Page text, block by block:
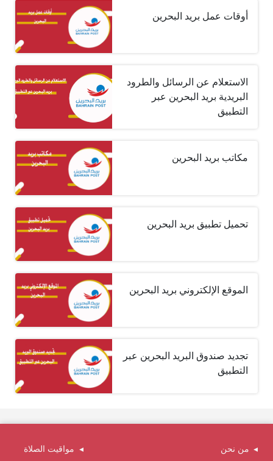
أوقات عمل بريد البحرين
الاستعلام عن الرسائل والطرود
البريدية بريد البحرين عبر
التطبيق
مكاتب بريد البحرين
تحميل تطبيق بريد البحرين
الموقع الإلكتروني بريد البحرين
تجديد صندوق البريد البحرين عبر
التطبيق
من نحن مواقيت الصلاة